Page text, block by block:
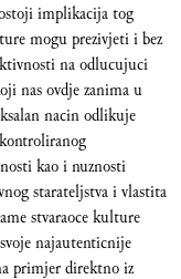
implikacija tog
mogu prezivjeti i bez
na odlucujuci
nas ovdje zanima u
nacin odlikuje
kao i nuznosti
starateljstva i vlastita
stvaraoce kulture
najautenticnije
primjer direktno iz